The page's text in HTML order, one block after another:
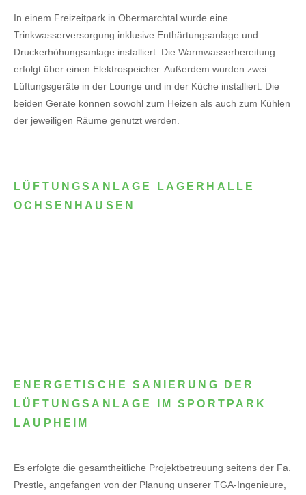
In einem Freizeitpark in Obermarchtal wurde eine
Trinkwasserversorgung inklusive Enthärtungsanlage und
Druckerhöhungsanlage installiert. Die Warmwasserbereitung
erfolgt über einen Elektrospeicher. Außerdem wurden zwei
Lüftungsgeräte in der Lounge und in der Küche installiert. Die
beiden Geräte können sowohl zum Heizen als auch zum Kühlen
der jeweiligen Räume genutzt werden.
LÜFTUNGSANLAGE LAGERHALLE
OCHSENHAUSEN
ENERGETISCHE SANIERUNG DER
LÜFTUNGSANLAGE IM SPORTPARK
LAUPHEIM
Es erfolgte die gesamtheitliche Projektbetreuung seitens der Fa.
Prestle, angefangen von der Planung unserer TGA-Ingenieure,